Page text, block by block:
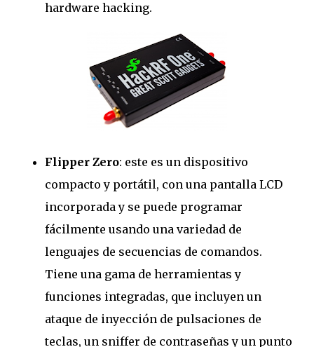
hardware hacking.
Flipper Zero: este es un dispositivo
compacto y portátil, con una pantalla LCD
incorporada y se puede programar
fácilmente usando una variedad de
lenguajes de secuencias de comandos.
Tiene una gama de herramientas y
funciones integradas, que incluyen un
ataque de inyección de pulsaciones de
teclas, un sniffer de contraseñas y un punto